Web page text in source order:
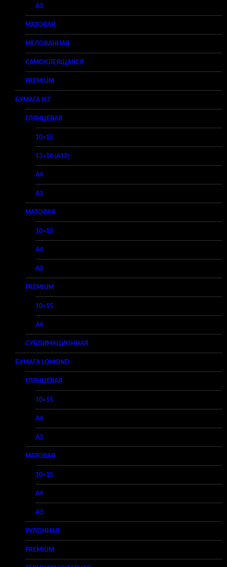
A3
МАТОВАЯ
МЕЛОВАННАЯ
САМОКЛЕЯЩАЯСЯ
PREMIUM
БУМАГА IST
ГЛЯНЦЕВАЯ
10×15
13×18 (A12)
A4
A3
МАТОВАЯ
10×15
A4
A3
PREMIUM
10×15
A4
СУБЛИМАЦИОННАЯ
БУМАГА LOMOND
ГЛЯНЦЕВАЯ
10×15
A4
A3
МАТОВАЯ
10×15
A4
A3
РУЛОННАЯ
PREMIUM